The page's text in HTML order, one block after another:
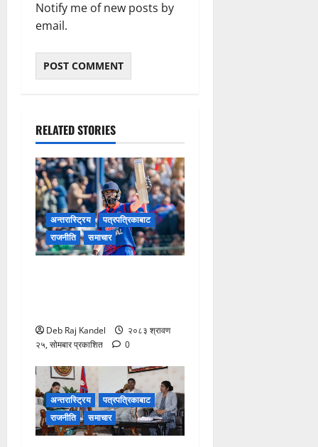
Notify me of new posts by
email.
RELATED STORIES
अन्तरास्ट्रिय
पत्रपत्रिकाबाट
राजनीति
समाचार
Deb Raj Kandel
२०८३ श्रावण
२५, सोमबार प्रकाशित
0
अन्तरास्ट्रिय
पत्रपत्रिकाबाट
राजनीति
समाचार